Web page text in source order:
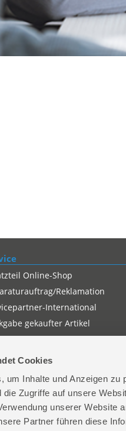
Cookies
um Inhalte und Anzeigen
die Zugriffe auf unsere
unserer Website
Partner führen diese
Online-Shop
Reklamation
International
gekaufter Artikel